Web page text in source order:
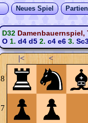
Neues Spiel Partien
D32 Damenbauernspiel,
O1. d4 d52. c4 e63.
|< <
8
7